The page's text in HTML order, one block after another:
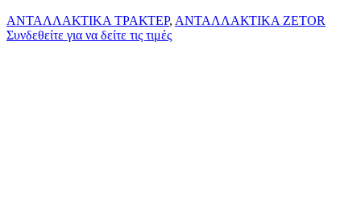
ΑΝΤΑΛΛΑΚΤΙΚΑ ΤΡΑΚΤΕΡ, ΑΝΤΑΛΛΑΚΤΙΚΑ ZETOR
Συνδεθείτε για να δείτε τις τιμές